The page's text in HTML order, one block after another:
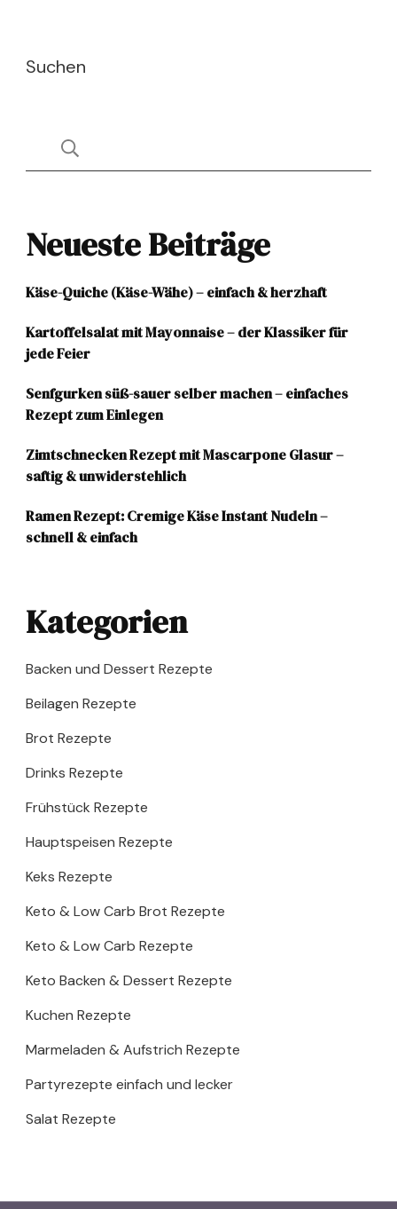
Suchen
Neueste Beiträge
Käse-Quiche (Käse-Wähe) – einfach & herzhaft
Kartoffelsalat mit Mayonnaise – der Klassiker für
jede Feier
Senfgurken süß-sauer selber machen – einfaches
Rezept zum Einlegen
Zimtschnecken Rezept mit Mascarpone Glasur –
saftig & unwiderstehlich
Ramen Rezept: Cremige Käse Instant Nudeln –
schnell & einfach
Kategorien
Backen und Dessert Rezepte
Beilagen Rezepte
Brot Rezepte
Drinks Rezepte
Frühstück Rezepte
Hauptspeisen Rezepte
Keks Rezepte
Keto & Low Carb Brot Rezepte
Keto & Low Carb Rezepte
Keto Backen & Dessert Rezepte
Kuchen Rezepte
Marmeladen & Aufstrich Rezepte
Partyrezepte einfach und lecker
Salat Rezepte